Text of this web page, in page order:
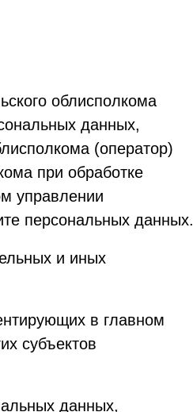
облисполкома
данных,
(оператор)
при обработке
управлении
персональных данных.
и иных
в главном
субъектов
данных,